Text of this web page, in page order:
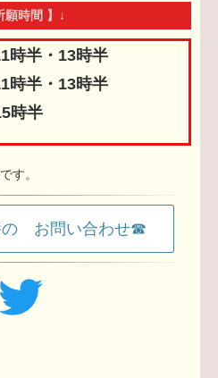
願時間 】↓
時半・13時半
半・13時半
時半
す。
の お問い合わせ☎